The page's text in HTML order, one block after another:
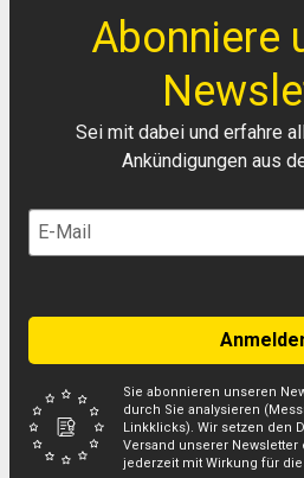
Abonniere
Sei mit dabei und erfahre
Ankündigungen aus
Sie abonnieren unseren
durch Sie analysieren
Linkklicks). Wir setzen den
Versand unserer
jederzeit mit Wirkung für